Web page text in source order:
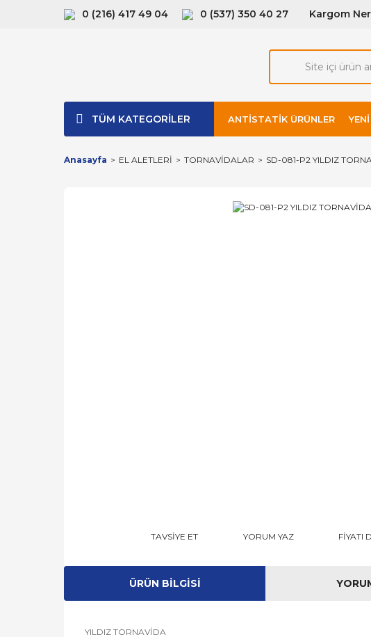
0 (216) 417 49 04 0 (537) 350 40 27 Kargom
TÜM KATEGORİLER ANTISTATIK ÜRÜNLER
Anasayfa EL ALETLERİ TORNAVİDALAR SD-081-P2 YILDIZ
TAVSİYE ET YORUM YAZ FİYATI
ÜRÜN BILGISI
YILDIZ TORNAVİDA